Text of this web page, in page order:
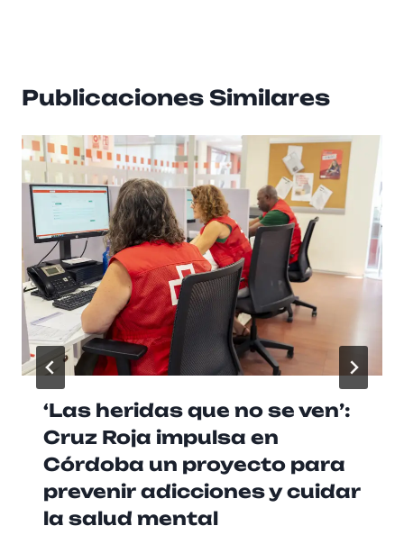
Publicaciones Similares
‘Las heridas que no se ven’:
Cruz Roja impulsa en
Córdoba un proyecto para
prevenir adicciones y cuidar
la salud mental